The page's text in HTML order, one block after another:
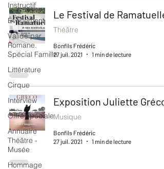
Instructif
Événement
Validé par
Romane.
Spécial Famille
Littérature
Cirque
Interview
Offre spéciale
Annuaire
Théâtre -
Musée
Hommage
Le Festival de Ramatuelle
Théâtre
Bonfils Frédéric
27 juil. 2021
1 min de lecture
Exposition Juliette Gréco
Musique
Bonfils Frédéric
27 juil. 2021
1 min de lecture